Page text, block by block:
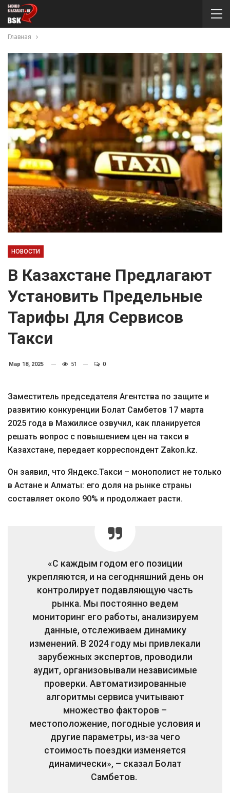
Главная
НОВОСТИ
В Казахстане Предлагают
Установить Предельные
Тарифы Для Сервисов
Такси
Мар 18, 2025 51 0
Заместитель председателя Агентства по защите и
развитию конкуренции Болат Самбетов 17 марта
2025 года в Мажилисе озвучил, как планируется
решать вопрос с повышением цен на такси в
Казахстане, передает корреспондент Zakon.kz.
Он заявил, что Яндекс.Такси – монополист не только
в Астане и Алматы: его доля на рынке страны
составляет около 90% и продолжает расти.
«С каждым годом его позиции
укрепляются, и на сегодняшний день он
контролирует подавляющую часть
рынка. Мы постоянно ведем
мониторинг его работы, анализируем
данные, отслеживаем динамику
изменений. В 2024 году мы привлекали
зарубежных экспертов, проводили
аудит, организовывали независимые
проверки. Автоматизированные
алгоритмы сервиса учитывают
множество факторов –
местоположение, погодные условия и
другие параметры, из-за чего
стоимость поездки изменяется
динамически», – сказал Болат
Самбетов.